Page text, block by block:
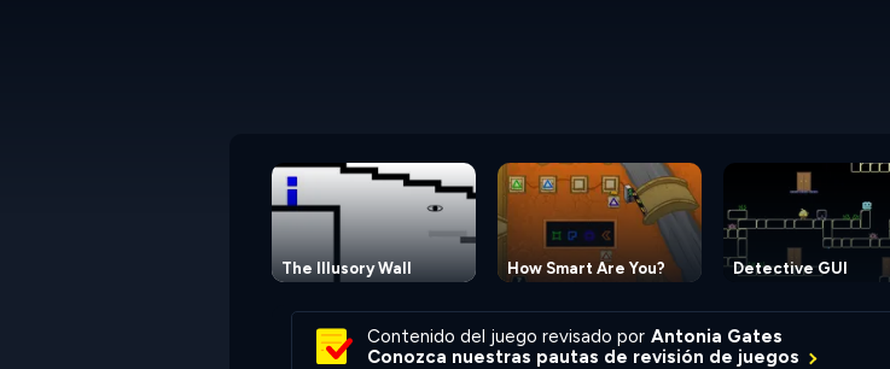
The Illusory Wall How Smart Are You? Detective GUI
Contenido del juego revisado por Antonia Gates
Conozca nuestras pautas de revisión de juegos